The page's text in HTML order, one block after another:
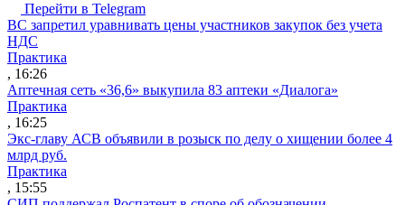
Перейти в Telegram
ВС запретил уравнивать цены участников закупок без учета
НДС
Практика
, 16:26
Аптечная сеть «36,6» выкупила 83 аптеки «Диалога»
Практика
, 16:25
Экс-главу АСВ объявили в розыск по делу о хищении более 4
млрд руб.
Практика
, 15:55